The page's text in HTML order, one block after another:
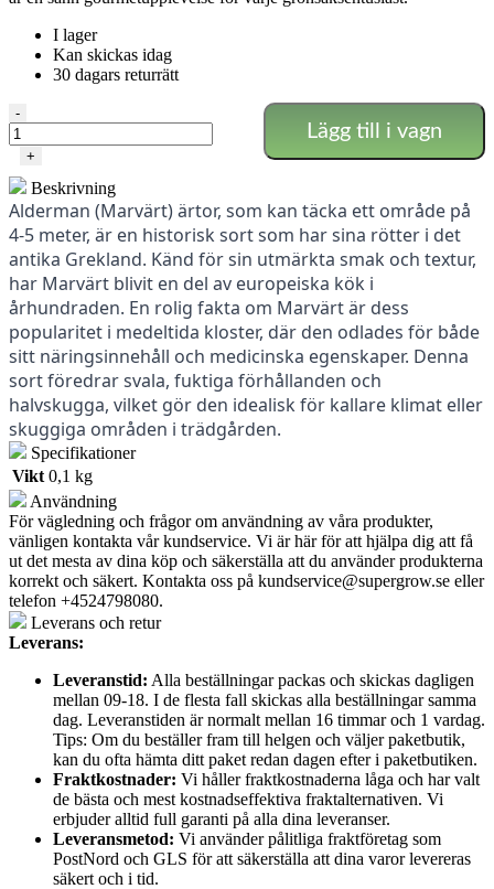
I lager
Kan skickas idag
30 dagars returrätt
Alderman
(Ärter)
mängd
-
+
Lägg till i vagn
Beskrivning
Alderman (Marvärt) ärtor, som kan täcka ett område på
4-5 meter, är en historisk sort som har sina rötter i det
antika Grekland. Känd för sin utmärkta smak och textur,
har Marvärt blivit en del av europeiska kök i
århundraden. En rolig fakta om Marvärt är dess
popularitet i medeltida kloster, där den odlades för både
sitt näringsinnehåll och medicinska egenskaper. Denna
sort föredrar svala, fuktiga förhållanden och
halvskugga, vilket gör den idealisk för kallare klimat eller
skuggiga områden i trädgården.
Specifikationer
Vikt 0,1 kg
Användning
För vägledning och frågor om användning av våra produkter,
vänligen kontakta vår kundservice. Vi är här för att hjälpa dig att få
ut det mesta av dina köp och säkerställa att du använder produkterna
korrekt och säkert. Kontakta oss på kundservice@supergrow.se eller
telefon +4524798080.
Leverans och retur
Leverans:
Leveranstid: Alla beställningar packas och skickas dagligen
mellan 09-18. I de flesta fall skickas alla beställningar samma
dag. Leveranstiden är normalt mellan 16 timmar och 1 vardag.
Tips: Om du beställer fram till helgen och väljer paketbutik,
kan du ofta hämta ditt paket redan dagen efter i paketbutiken.
Fraktkostnader: Vi håller fraktkostnaderna låga och har valt
de bästa och mest kostnadseffektiva fraktalternativen. Vi
erbjuder alltid full garanti på alla dina leveranser.
Leveransmetod: Vi använder pålitliga fraktföretag som
PostNord och GLS för att säkerställa att dina varor levereras
säkert och i tid.